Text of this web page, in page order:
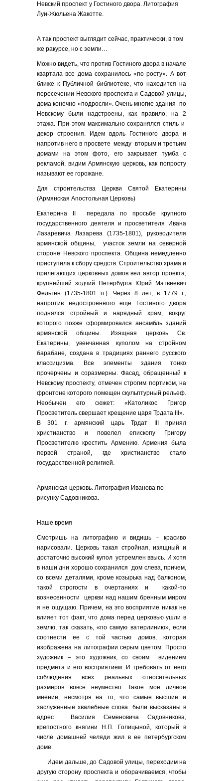
Невский проспект у Гостиного двора. Литография
Луи-Жюльена Жакотте.
А так проспект выглядит сейчас, практически, в том
же ракурсе, но с земли…
Можно видеть, что против Гостиного двора в начале
квартала все дома сохранилось «по росту». А вот
ближе к Публичной библиотеке, что находится на
пересечении Невского проспекта и Садовой улицы,
дома конечно «подросли». Очень многие здания по
Невскому были надстроены, как правило, на 2
этажа. При этом максимально сохранялся стиль и
декор строения. Идем вдоль Гостиного двора и
напротив него в просвете между вторым и третьим
домами на этом фото, его закрывает тумба с
рекламой, видим Армянскую церковь, как попросту
называют ее горожане.
Для строительства Церкви Святой Екатерины
(Армянская Апостольная Церковь)
Екатерина II передала по просьбе крупного
государственного деятеля и просветителя Ивана
Лазаревича Лазарева (1735-1801), руководителя
армянской общины, участок земли на северной
стороне Невского проспекта. Община немедленно
приступила к сбору средств. Строительство храма и
прилегающих церковных домов вел автор проекта,
крупнейший зодчий Петербурга Юрий Матвеевич
Фельтен (1735-1801 гг.). Через 8 лет, в 1779 г.,
напротив недостроенного еще Гостиного двора
поднялся стройный и нарядный храм, вокруг
которого позже сформировался ансамбль зданий
армянской общины. Изящная церковь Св.
Екатерины, увенчанная куполом на стройном
барабане, создана в традициях раннего русского
классицизма. Все элементы здания тонко
прочерчены и соразмерны. Фасад, обращенный к
Невскому проспекту, отмечен строгим портиком, на
фронтоне которого помещен скульптурный рельеф.
Необычен его сюжет: «Католикос Григор
Просветитель свершает крещение царя Трдата III».
В 301 г. армянский царь Трдат III принял
христианство и повелел епископу Григору
Просветителю крестить Армению. Армения была
первой страной, где христианство стало
государственной религией.
Армянская церковь. Литография Иванова по
рисунку Садовникова.
Наше время
Смотришь на литографию и видишь – красиво
нарисовали. Церковь такая стройная, изящный и
достаточно высокий купол устремлен ввысь. И хотя
в наши дни хорошо сохранился дом слева, причем,
со всеми деталями, кроме козырька над балконом,
такой строгости в очертаниях и какой-то
вознесенности церкви над нашим бренным миром
я не ощущаю. Причем, на это восприятие никак не
влияет тот факт, что дома перед церковью ушли в
землю, так сказать, «по самую ватерлинию», если
соотнести ее с той частью домов, которая
изображена на литографии серым цветом. Просто
художник – это художник, со своим видением
предмета и его восприятием. И требовать от него
соблюдения всех реальных относительных
размеров вовсе неуместно. Такое мое личное
мнение, несмотря на то, что самые высшие и
заслуженные хвалебные слова были высказаны в
адрес Василия Семеновича Садовникова,
крепостного княгини Н.П. Голицыной, который в
числе домашней челяди жил в ее петербургском
доме.
Идем дальше, до Садовой улицы, переходим на
другую сторону проспекта и оборачиваемся, чтобы